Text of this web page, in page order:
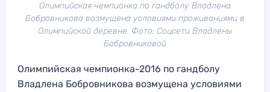
Олимпийская чемпионка по гандболу Владлена
Бобровникова возмущена условиями проживаниями в
Олимпийской деревне. Фото: Соцсети Владлены
Бобровниковой
Олимпийская чемпионка-2016 по гандболу
Владлена Бобровникова возмущена условиями